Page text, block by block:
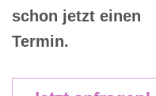
schon jetzt einen
Termin.